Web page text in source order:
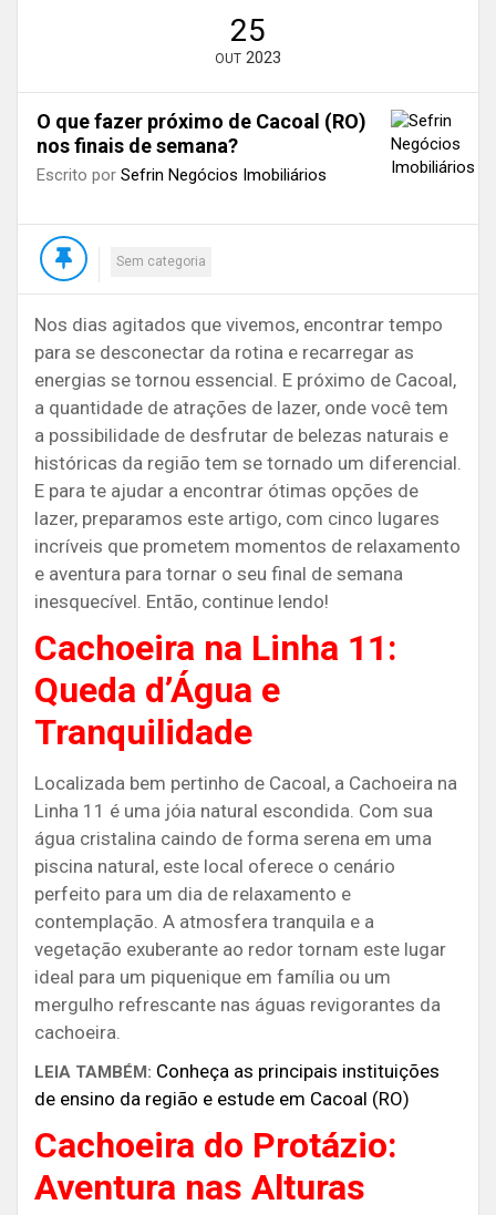
25
OUT 2023
O que fazer próximo de Cacoal (RO)
nos finais de semana?
Escrito por Sefrin Negócios Imobiliários
Sem categoria
Nos dias agitados que vivemos, encontrar tempo
para se desconectar da rotina e recarregar as
energias se tornou essencial. E próximo de Cacoal,
a quantidade de atrações de lazer, onde você tem
a possibilidade de desfrutar de belezas naturais e
históricas da região tem se tornado um diferencial.
E para te ajudar a encontrar ótimas opções de
lazer, preparamos este artigo, com cinco lugares
incríveis que prometem momentos de relaxamento
e aventura para tornar o seu final de semana
inesquecível. Então, continue lendo!
Cachoeira na Linha 11:
Queda d’Água e
Tranquilidade
Localizada bem pertinho de Cacoal, a Cachoeira na
Linha 11 é uma jóia natural escondida. Com sua
água cristalina caindo de forma serena em uma
piscina natural, este local oferece o cenário
perfeito para um dia de relaxamento e
contemplação. A atmosfera tranquila e a
vegetação exuberante ao redor tornam este lugar
ideal para um piquenique em família ou um
mergulho refrescante nas águas revigorantes da
cachoeira.
LEIA TAMBÉM: Conheça as principais instituições
de ensino da região e estude em Cacoal (RO)
Cachoeira do Protázio:
Aventura nas Alturas